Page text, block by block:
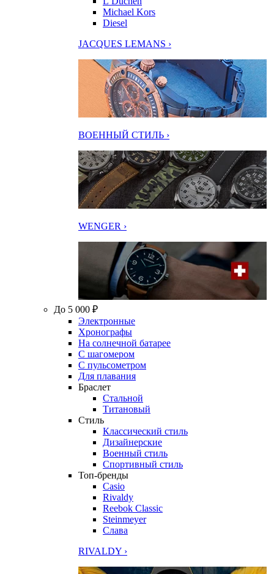
Michael Kors
Diesel
JACQUES LEMANS ›
ВОЕННЫЙ СТИЛЬ ›
WENGER ›
До 5 000 ₽
Электронные
Хронографы
На солнечной батарее
С шагомером
С пульсометром
Для плавания
Браслет
Стальной
Титановый
Стиль
Классический стиль
Дизайнерские
Военный стиль
Спортивный стиль
Топ-бренды
Casio
Rivaldy
Reebok Classic
Steinmeyer
Слава
RIVALDY ›